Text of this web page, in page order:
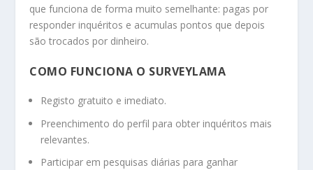
que funciona de forma muito semelhante: pagas por
responder inquéritos e acumulas pontos que depois
são trocados por dinheiro.
COMO FUNCIONA O SURVEYLAMA
Registo gratuito e imediato.
Preenchimento do perfil para obter inquéritos mais
relevantes.
Participar em pesquisas diárias para ganhar